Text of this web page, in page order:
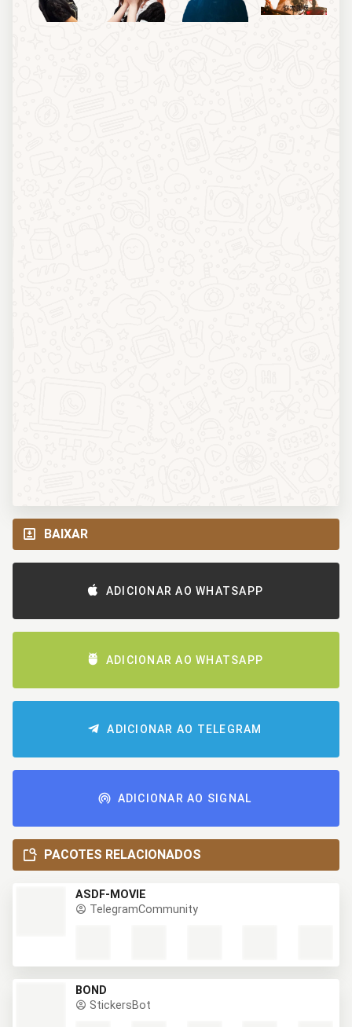
BAIXAR
ADICIONAR AO WHATSAPP
ADICIONAR AO WHATSAPP
ADICIONAR AO TELEGRAM
ADICIONAR AO SIGNAL
PACOTES RELACIONADOS
ASDF-MOVIE
TelegramCommunity
BOND
StickersBot